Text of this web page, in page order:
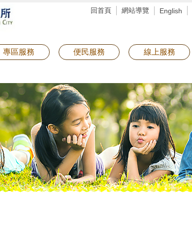
回首頁 網站導覽 English
專區服務 便民服務 線上服務